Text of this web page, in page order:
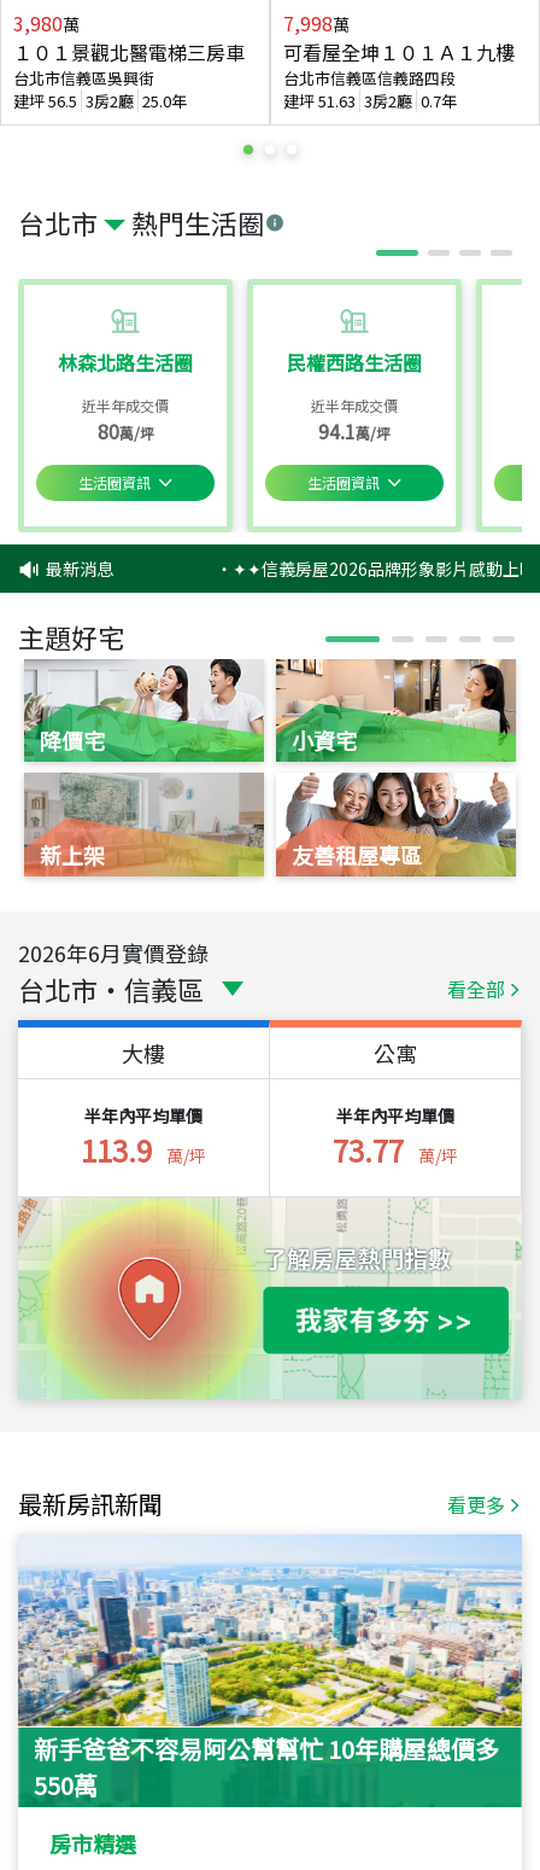
台北市 熱門生活圈
林森北路生活圈
近半年成交價
80萬/坪
生活圈資訊
民權西路生活圈
近半年成交價
94.1萬/坪
生活圈資訊
3,980萬
１０１景觀北醫電梯三房車
台北市信義區吳興街
建坪56.5 3房2廳 25.0年
7,998萬
可看屋全坤１０１Ａ１九樓
台北市信義區信義路四段
建坪51.63 3房2廳 0.7年
最新消息 ‧✦✦信義房屋2026品牌形象影片感動上
主題好宅
降價宅
新上架
小資宅
友善租屋專區
2026年6月實價登錄
台北市 ・ 信義區 看全部
大樓
半年內平均單價
113.9 萬/坪
公寓
半年內平均單價
73.77 萬/坪
最新房訊新聞 看更多
新手爸爸不容易阿公幫幫忙 10年購屋總價多
550萬
房市精選